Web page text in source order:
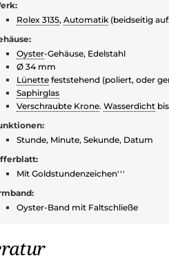
Rolex 3135, Automatik (beidseitig
Oyster-Gehäuse, Edelstahl
Ø 34 mm
Lünette feststehend (poliert, oder
Saphirglas
Verschraubte Krone. Wasserdicht
Stunde, Minute, Sekunde, Datum
Mit Goldstundenzeichen'''
Oyster-Band mit Faltschließe